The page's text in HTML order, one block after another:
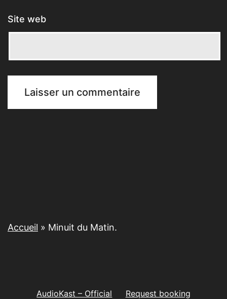
Site web
Accueil » Minuit du Matin.
AudioKast – Official Request booking